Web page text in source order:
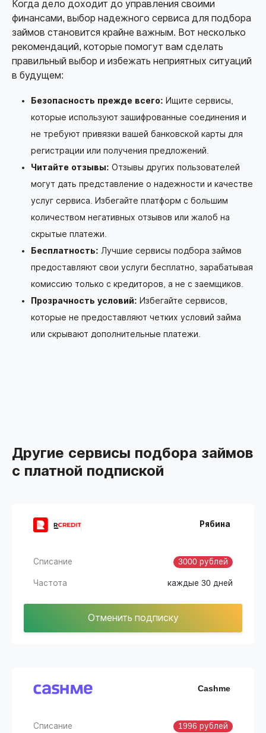
Когда дело доходит до управления своими
финансами, выбор надежного сервиса для подбора
займов становится крайне важным. Вот несколько
рекомендаций, которые помогут вам сделать
правильный выбор и избежать неприятных ситуаций
в будущем:
Безопасность прежде всего: Ищите сервисы,
которые используют зашифрованные соединения и
не требуют привязки вашей банковской карты для
регистрации или получения предложений.
Читайте отзывы: Отзывы других пользователей
могут дать представление о надежности и качестве
услуг сервиса. Избегайте платформ с большим
количеством негативных отзывов или жалоб на
скрытые платежи.
Бесплатность: Лучшие сервисы подбора займов
предоставляют свои услуги бесплатно, зарабатывая
комиссию только с кредиторов, а не с заемщиков.
Прозрачность условий: Избегайте сервисов,
которые не предоставляют четких условий займа
или скрывают дополнительные платежи.
Другие сервисы подбора займов
с платной подпиской
Рябина
Списание 3000 рублей
Частота каждые 30 дней
Отменить подписку
Cashme
Списание 1996 рублей